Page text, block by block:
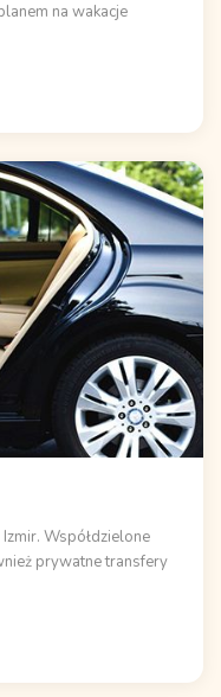
na wakacje
Współdzielone
prywatne transfery